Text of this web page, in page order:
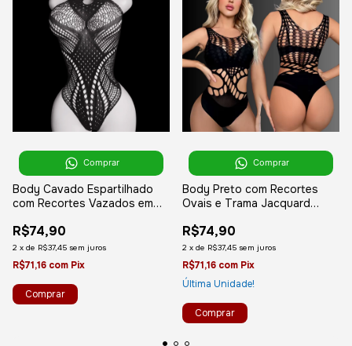
Comprar
Body Cavado Espartilhado
com Recortes Vazados em
R$74,90
2 x de R$37,45 sem juros
R$71,16 com Pix
Comprar
Body Preto com Recortes
Ovais e Trama Jacquard
R$74,90
2 x de R$37,45 sem juros
R$71,16 com Pix
Última Unidade!